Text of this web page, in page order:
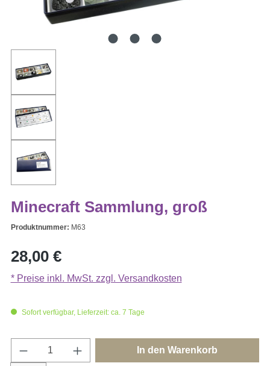
Minecraft Sammlung, groß
Produktnummer: M63
Regulärer Preis:
28,00 €
* Preise inkl. MwSt. zzgl. Versandkosten
Sofort verfügbar, Lieferzeit: ca. 7 Tage
Produkt Anzahl: Gib den gewünschten
In den Warenkorb